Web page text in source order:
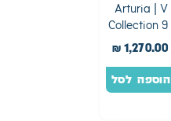
Arturia | V
Collection 9
₪ 1,270.00
הוספה לסל